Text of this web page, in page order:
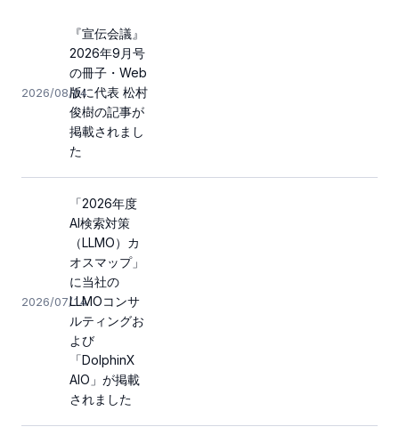
2026/08/04
『宣伝会議』
2026年9月号
の冊子・Web
版に代表 松村
俊樹の記事が
掲載されまし
た
2026/07/14
「2026年度
AI検索対策
（LLMO）カ
オスマップ」
に当社の
LLMOコンサ
ルティングお
よび
「DolphinX
AIO」が掲載
されました